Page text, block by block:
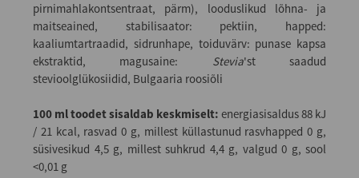
pirnimahlakontsentraat, pärm), looduslikud lõhna- ja
maitseained, stabilisaator: pektiin, happed:
kaaliumtartraadid, sidrunhape, toiduvärv: punase kapsa
ekstraktid, magusaine: Stevia'st saadud
stevioolglükosiidid, Bulgaaria roosiõli
100 ml toodet sisaldab keskmiselt: energiasisaldus 88 kJ
/ 21 kcal, rasvad 0 g, millest küllastunud rasvhapped 0 g,
süsivesikud 4,5 g, millest suhkrud 4,4 g, valgud 0 g, sool
<0,01 g